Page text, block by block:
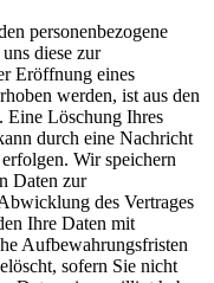
personenbezogene
diese zur
Eröffnung eines
werden, ist aus den
Eine Löschung Ihres
durch eine Nachricht
Wir speichern
Daten zur
des Vertrages
Ihre Daten mit
Aufbewahrungsfristen
sofern Sie nicht